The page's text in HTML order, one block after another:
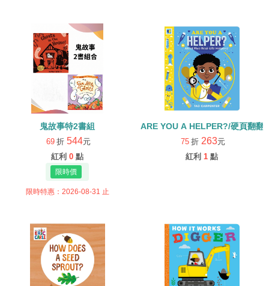
鬼故事特2書組
69 折 544元
紅利 0 點
限時特惠：2026-08-31 止
ARE YOU A HELPER?/硬頁翻翻
75 折 263元
紅利 1 點